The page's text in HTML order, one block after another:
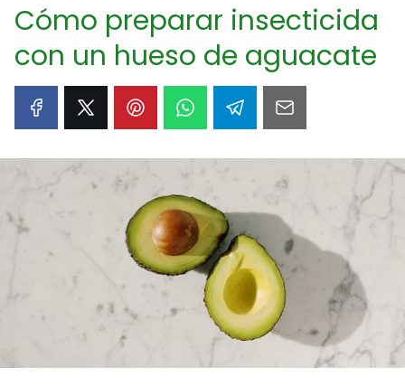
Cómo preparar insecticida
con un hueso de aguacate